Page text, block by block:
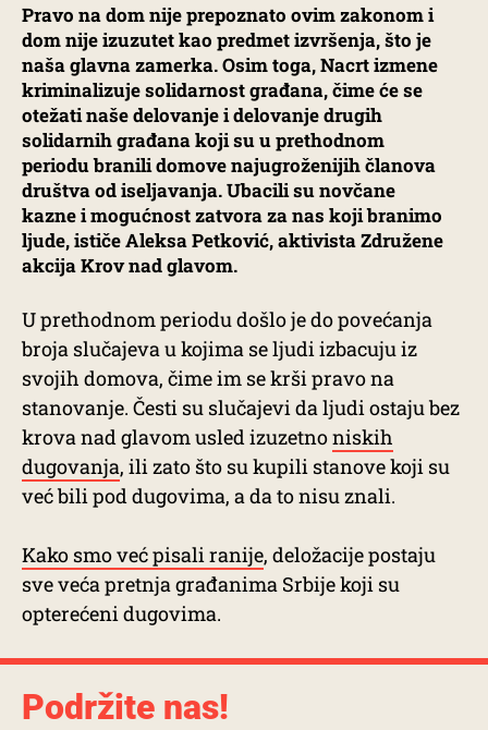
Pravo na dom nije prepoznato ovim zakonom i
dom nije izuzutet kao predmet izvršenja, što je
naša glavna zamerka. Osim toga, Nacrt izmene
kriminalizuje solidarnost građana, čime će se
otežati naše delovanje i delovanje drugih
solidarnih građana koji su u prethodnom
periodu branili domove najugroženijih članova
društva od iseljavanja. Ubacili su novčane
kazne i mogućnost zatvora za nas koji branimo
ljude, ističe Aleksa Petković, aktivista Združene
akcija Krov nad glavom.
U prethodnom periodu došlo je do povećanja
broja slučajeva u kojima se ljudi izbacuju iz
svojih domova, čime im se krši pravo na
stanovanje. Česti su slučajevi da ljudi ostaju bez
krova nad glavom usled izuzetnoniskih
dugovanja, ili zato što su kupili stanove koji su
već bili pod dugovima, a da to nisu znali.
Kako smo već pisali ranije, deložacije postaju
sve veća pretnja građanima Srbije koji su
opterećeni dugovima.
Podržite nas!